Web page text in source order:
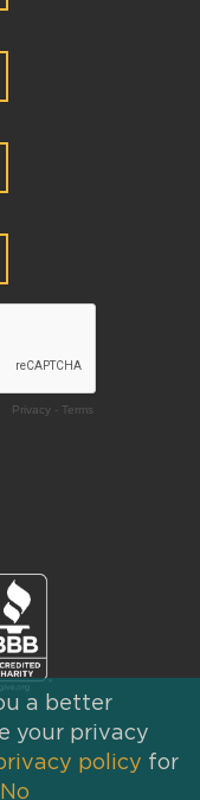
a better
your privacy
policy for
No